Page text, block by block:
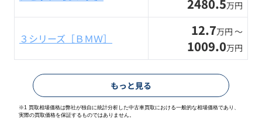
2480.5万円
３シリーズ［ＢＭＷ］ 12.7万円 〜
1009.0万円
もっと見る
※1 買取相場価格は弊社が独自に統計分析した中古車買取における一般的な相場価格であり、
実際の買取価格を保証するものではありません。